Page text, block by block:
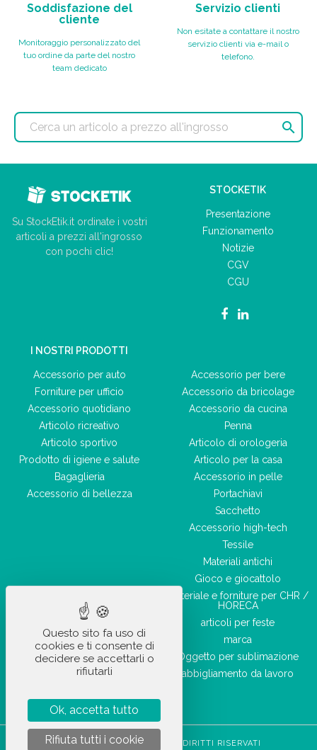
Soddisfazione del
cliente
Monitoraggio personalizzato del
tuo ordine da parte del nostro
team dedicato
Servizio clienti
Non esitate a contattare il nostro
servizio clienti via e-mail o
telefono.

Su StockEtik.it ordinate i vostri
articoli a prezzi all'ingrosso
con pochi clic!
STOCKETIK
Presentazione
Funzionamento
Notizie
CGV
CGU
I NOSTRI PRODOTTI
Accessorio per auto
Forniture per ufficio
Accessorio quotidiano
Articolo ricreativo
Articolo sportivo
Prodotto di igiene e salute
Bagaglieria
Accessorio di bellezza
Accessorio per bere
Accessorio da bricolage
Accessorio da cucina
Penna
Articolo di orologeria
Articolo per la casa
Accessorio in pelle
Portachiavi
Sacchetto
Accessorio high-tech
Tessile
Materiali antichi
Gioco e giocattolo
Materiale e forniture per CHR /
HORECA
articoli per feste
marca
Oggetto per sublimazione
abbigliamento da lavoro
STOCKETIK © 2023 - TUTTI I DIRITTI RISERVATI
Questo sito fa uso di
cookies e ti consente di
decidere se accettarli o
rifiutarli
Ok, accetta tutto
Rifiuta tutti i cookie